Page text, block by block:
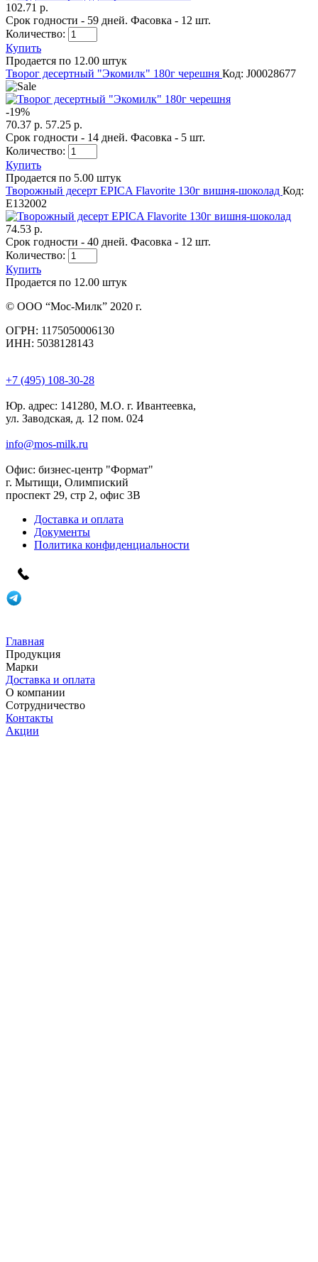
102.71 р.
Срок годности - 59 дней. Фасовка - 12 шт.
Количество:
Купить
Продается по 12.00 штук
Творог десертный "Экомилк" 180г черешня Код: J00028677
-19%
70.37 р. 57.25 р.
Срок годности - 14 дней. Фасовка - 5 шт.
Количество:
Купить
Продается по 5.00 штук
Творожный десерт EPICA Flavorite 130г вишня-шоколад Код:
E132002
74.53 р.
Срок годности - 40 дней. Фасовка - 12 шт.
Количество:
Купить
Продается по 12.00 штук
© ООО “Мос-Милк” 2020 г.
ОГРН: 1175050006130
ИНН: 5038128143
+7 (495) 108-30-28
Юр. адрес: 141280, М.О. г. Ивантеевка,
ул. Заводская, д. 12 пом. 024
info@mos-milk.ru
Офис: бизнес-центр "Формат"
г. Мытищи, Олимпиский
проспект 29, стр 2, офис 3B
Доставка и оплата
Документы
Политика конфиденциальности
Главная
Продукция
Марки
Доставка и оплата
О компании
Сотрудничество
Контакты
Акции